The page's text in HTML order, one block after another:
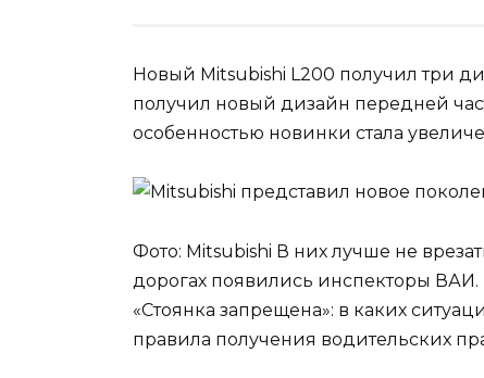
Новый Mitsubishi L200 получил три
получил новый дизайн передней
особенностью новинки стала
Фото: Mitsubishi В них лучше не
дорогах появились инспекторы
«Стоянка запрещена»: в каких
правила получения водительских